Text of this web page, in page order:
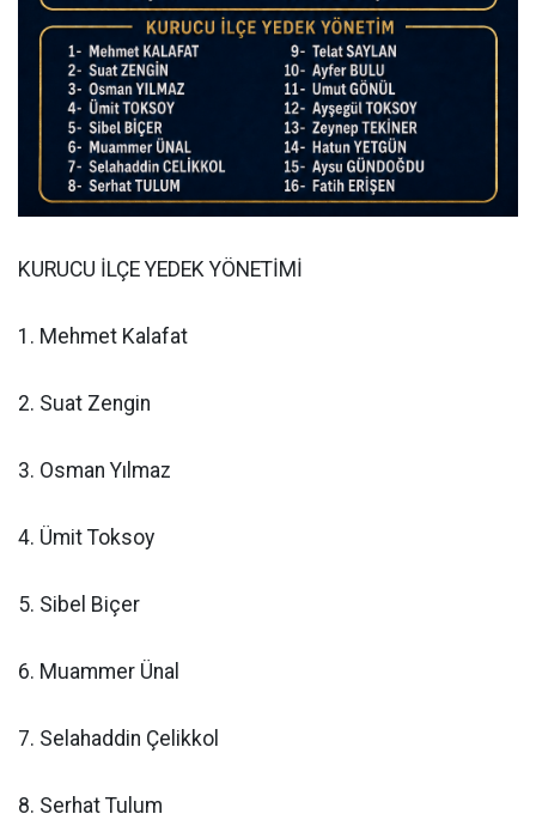
KURUCU İLÇE YEDEK YÖNETİMİ
1. Mehmet Kalafat
2. Suat Zengin
3. Osman Yılmaz
4. Ümit Toksoy
5. Sibel Biçer
6. Muammer Ünal
7. Selahaddin Çelikkol
8. Serhat Tulum